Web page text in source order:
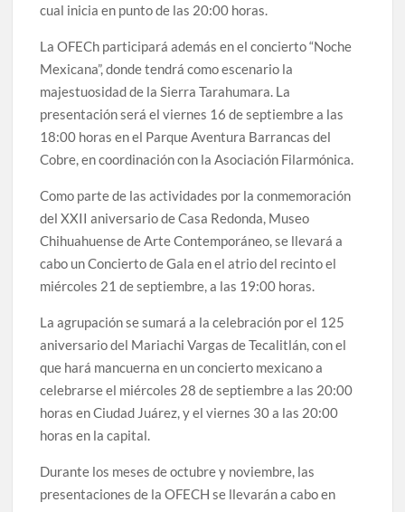
cual inicia en punto de las 20:00 horas.
La OFECh participará además en el concierto “Noche
Mexicana”, donde tendrá como escenario la
majestuosidad de la Sierra Tarahumara. La
presentación será el viernes 16 de septiembre a las
18:00 horas en el Parque Aventura Barrancas del
Cobre, en coordinación con la Asociación Filarmónica.
Como parte de las actividades por la conmemoración
del XXII aniversario de Casa Redonda, Museo
Chihuahuense de Arte Contemporáneo, se llevará a
cabo un Concierto de Gala en el atrio del recinto el
miércoles 21 de septiembre, a las 19:00 horas.
La agrupación se sumará a la celebración por el 125
aniversario del Mariachi Vargas de Tecalitlán, con el
que hará mancuerna en un concierto mexicano a
celebrarse el miércoles 28 de septiembre a las 20:00
horas en Ciudad Juárez, y el viernes 30 a las 20:00
horas en la capital.
Durante los meses de octubre y noviembre, las
presentaciones de la OFECH se llevarán a cabo en